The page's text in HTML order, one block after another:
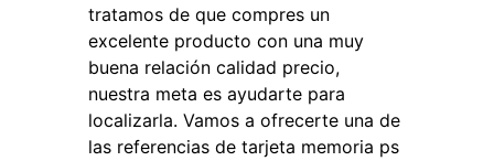
tratamos de que compres un
excelente producto con una muy
buena relación calidad precio,
nuestra meta es ayudarte para
localizarla. Vamos a ofrecerte una de
las referencias de tarjeta memoria ps